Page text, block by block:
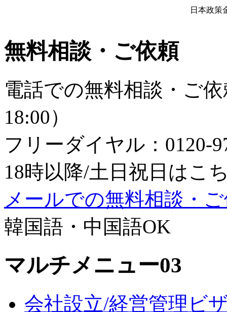
日本政策
無料相談・ご依頼
電話での無料相談・ご
18:00）
フリーダイヤル：0120-
18時以降/土日祝日はこ
メールでの無料相談・
韓国語・中国語OK
マルチメニュー03
会社設立/経営管理ビ